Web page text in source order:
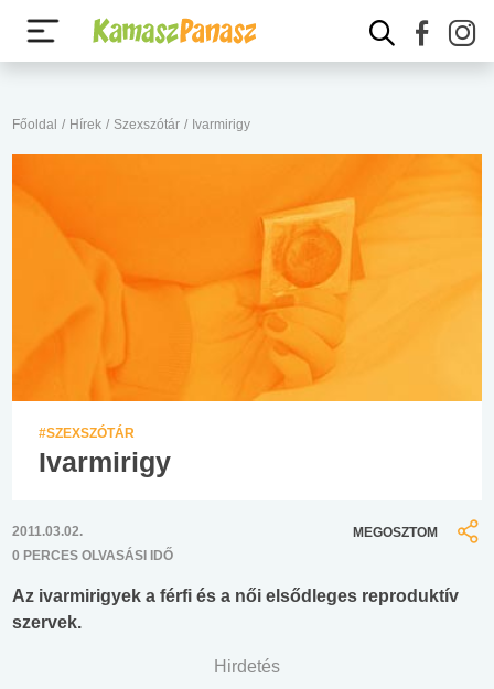
Főoldal / Hírek / Szexszótár / Ivarmirigy
#SZEXSZÓTÁR
Ivarmirigy
2011.03.02.
0 PERCES OLVASÁSI IDŐ
MEGOSZTOM
Az ivarmirigyek a férfi és a női elsődleges reproduktív
szervek.
Hirdetés